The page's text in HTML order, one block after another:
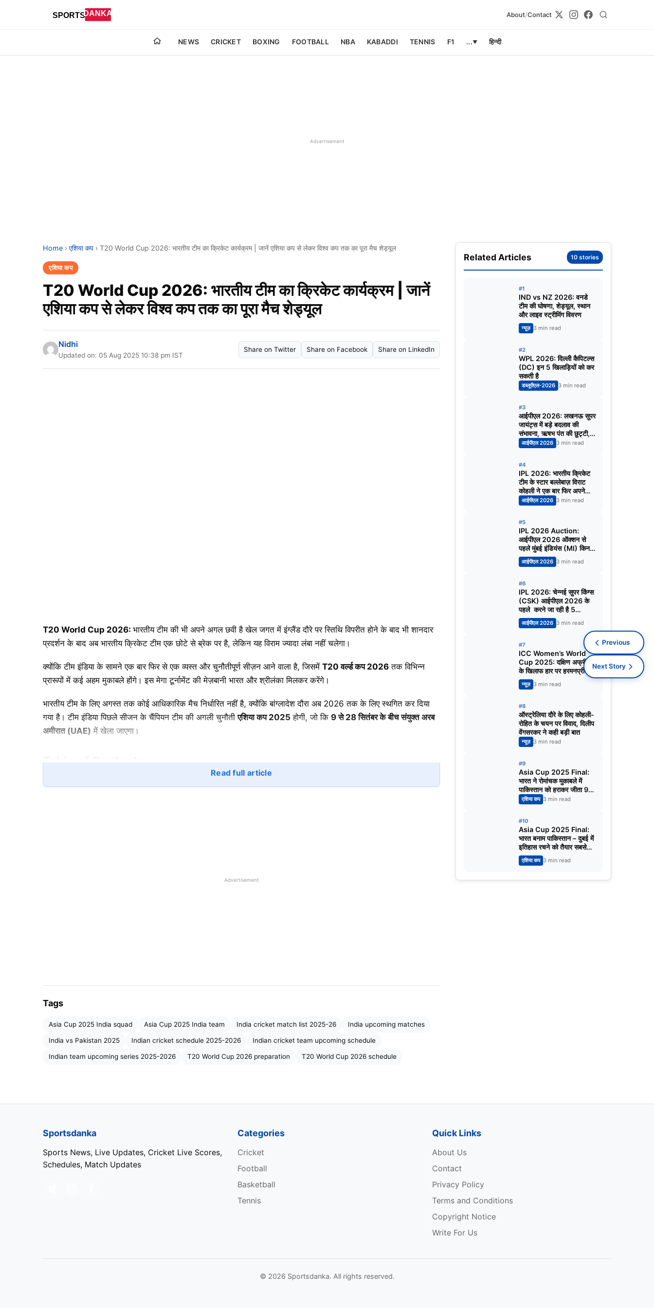
About/Contact
NEWS CRICKET BOXING FOOTBALL NBA KABADDI TENNIS F1 ...▼ हिन्दी
Advertisement
Home › एशिया कप › T20 World Cup 2026: भारतीय टीम का क्रिकेट कार्यक्रम | जानें एशिया कप से लेकर विश्व कप तक का पूरा मैच शेड्यूल
एशिया कप
T20 World Cup 2026: भारतीय टीम का क्रिकेट कार्यक्रम | जानें
एशिया कप से लेकर विश्व कप तक का पूरा मैच शेड्यूल
Nidhi
Updated on: 05 Aug 2025 10:38 pm IST
Share on Twitter Share on Facebook Share on LinkedIn
T20 World Cup 2026: भारतीय टीम की भी अपने अगल छवी है खेल जगत में इंग्लैंड दौरे पर स्तिथि विपरीत होने के बाद भी शानदार
प्रदर्शन के बाद अब भारतीय क्रिकेट टीम एक छोटे से ब्रेक पर है, लेकिन यह विराम ज्यादा लंबा नहीं चलेगा।
क्योंकि टीम इंडिया के सामने एक बार फिर से एक व्यस्त और चुनौतीपूर्ण सीज़न आने वाला है, जिसमें T20वर्ल्ड कप 2026 तक विभिन्न
प्रारूपों में कई अहम मुकाबले होंगे। इस मेगा टूर्नामेंट की मेज़बानी भारत और श्रीलंका मिलकर करेंगे।
भारतीय टीम के लिए अगस्त तक कोई आधिकारिक मैच निर्धारित नहीं है, क्योंकि बांग्लादेश दौरा अब 2026 तक के लिए स्थगित कर दिया
गया है। टीम इंडिया पिछले सीजन के चैंपियन टीम की अगली चुनौतीएशिया कप 2025 होगी, जो कि 9से 28सितंबर के बीच संयुक्त अरब
अमीरात (UAE) में खेला जाएगा।
Table of Contents
भारत vs साउथ अफ्रीका 14 नवंबर – 19 दिसंबर, 2025 2 टेस्ट, 3 ODI, 5 T20I भारत
Read full article
Advertisement
Tags
Asia Cup 2025 India squad Asia Cup 2025 India team India cricket match list 2025-26 India upcoming matches
India vs Pakistan 2025 Indian cricket schedule 2025-2026 Indian cricket team upcoming schedule
Indian team upcoming series 2025-2026 T20 World Cup 2026 preparation T20 World Cup 2026 schedule
Related Articles 10 stories
#1
IND vs NZ 2026: वनडे
टीम की घोषणा, शेड्यूल, स्थान
और लाइव स्ट्रीमिंग विवरण
न्यूज़ 3 min read
#2
WPL 2026: दिल्ली कैपिटल्स
(DC) इन 5 खिलाड़ियों को कर
सकती है
डब्लूपीएल-2026 3 min read
#3
आईपीएल 2026: लखनऊ सुपर
जायंट्स में बड़े बदलाव की
संभावना, ऋषभ पंत की छुट्टी,
निकोलस पूरन होंगे नए कप्तान?
आईपीएल 2026 3 min read
#4
IPL 2026: भारतीय क्रिकेट
टीम के स्टार बल्लेबाज़ विराट
कोहली ने एक बार फिर अपने
अंदाज़ में जवाब देकर सभी को
चौंका दिया।
आईपीएल 2026 3 min read
#5
IPL 2026 Auction:
आईपीएल 2026 ऑक्शन से
पहले मुंबई इंडियंस (MI) किन 5
खिलाड़ियों को रिलीज़ कर सकती
हैआईपीएल 2026 3 min read
#6
IPL 2026: चेन्नई सुपर किंग्स
(CSK) आईपीएल 2026 के
पहले करने जा रही है 5
खिलाड़ियों को रिलीज़ | जानिये
किन खिलाड़ियों का नाम शामिल है
आईपीएल 2026 3 min read
#7
ICC Women’s World
Cup 2025: दक्षिण अफ्रीका
के खिलाफ हार पर हरमनप्रीत
कौर का बयान, बोलीं – टॉप ऑर्डर
ने जिम्मेदारी नहीं निभाई
न्यूज़ 3 min read
#8
ऑस्ट्रेलिया दौरे के लिए कोहली-
रोहित के चयन पर विवाद, दिलीप
वेंगसरकर ने कही बड़ी बात
न्यूज़ 3 min read
#9
Asia Cup 2025 Final:
भारत ने रोमांचक मुकाबले में
पाकिस्तान को हराकर जीता 9वां
खिताब
एशिया कप 3 min read
#10
Asia Cup 2025 Final:
भारत बनाम पाकिस्तान – दुबई में
इतिहास रचने को तैयार सबसे
बड़ा मुकाबला
एशिया कप 3 min read
Previous
Next Story
Sportsdanka
Sports News, Live Updates, Cricket Live Scores,
Schedules, Match Updates
Categories
Cricket
Football
Basketball
Tennis
Quick Links
About Us
Contact
Privacy Policy
Terms and Conditions
Copyright Notice
Write For Us
© 2026 Sportsdanka. All rights reserved.